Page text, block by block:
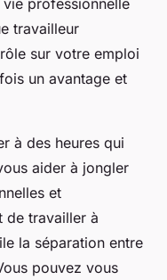
vie professionnelle
travailleur
sur votre emploi
un avantage et
à des heures qui
aider à jongler
et
de travailler à
la séparation entre
pouvez vous